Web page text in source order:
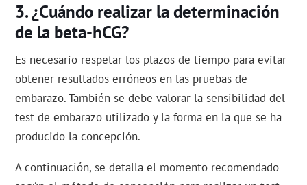
¿Cuándo realizar la determinación
de la beta-hCG?
Es necesario respetar los plazos de tiempo para evitar
obtener resultados erróneos en las pruebas de
embarazo. También se debe valorar la sensibilidad del
test de embarazo utilizado y la forma en la que se ha
producido la concepción.
A continuación, se detalla el momento recomendado